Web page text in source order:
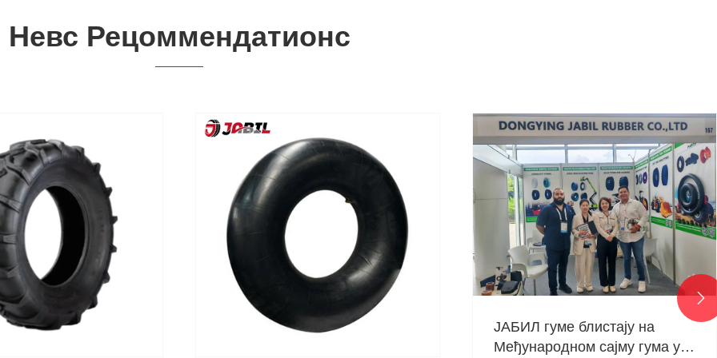
Невс Рецоммендатионс
ЈАБИЛ гуме блистају на
